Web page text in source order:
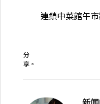
連鎖中菜館午
分
享。